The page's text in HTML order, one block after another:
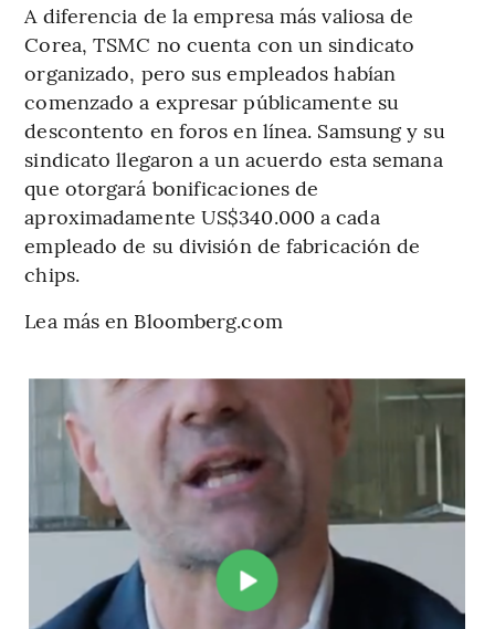
A diferencia de la empresa más valiosa de
Corea, TSMC no cuenta con un sindicato
organizado, pero sus empleados habían
comenzado a expresar públicamente su
descontento en foros en línea. Samsung y su
sindicato llegaron a un acuerdo esta semana
que otorgará bonificaciones de
aproximadamente US$340.000 a cada
empleado de su división de fabricación de
chips.
Lea más en Bloomberg.com